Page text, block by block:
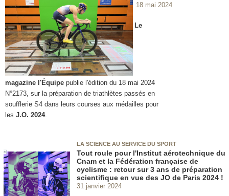
18 mai 2024
Le
magazine l'Équipepublie l'édition du 18 mai 2024
N°2173, sur la préparation de triathlètes passés en
soufflerie S4 dans leurs courses aux médailles pour
les J.O. 2024.
LA SCIENCE AU SERVICE DU SPORT
Tout roule pour l'Institut aérotechnique du
Cnam et la Fédération française de
cyclisme : retour sur 3 ans de préparation
scientifique en vue des JO de Paris 2024 !
31 janvier 2024